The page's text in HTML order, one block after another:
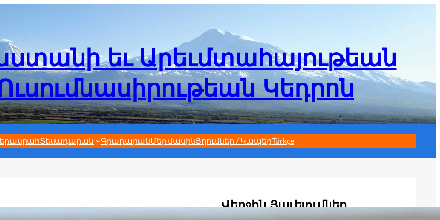
եւ Արեւմտահայութեան
Կեդրոն
Տեսադարան ԳրադարանՄեր մասինՅղումներ / ԿապերTürkçe
Վերջին Յաւելումներ